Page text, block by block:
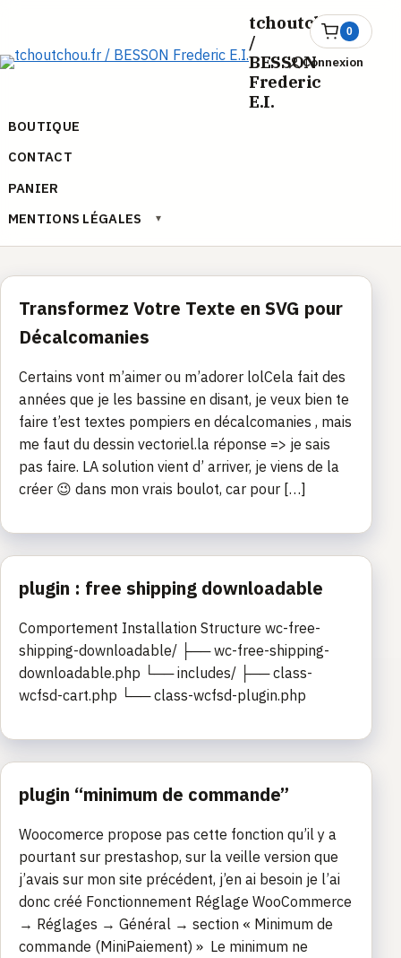
contenu
tchoutchou.fr
/
BESSON
Frederic
E.I.
BOUTIQUE
CONTACT
PANIER
MENTIONS LÉGALES
▾
0
Ouvrir
le
panier
Connexion
Transformez Votre Texte en SVG pour
Décalcomanies
Certains vont m’aimer ou m’adorer lolCela fait des
années que je les bassine en disant, je veux bien te
faire t’est textes pompiers en décalcomanies , mais
me faut du dessin vectoriel.la réponse => je sais
pas faire. LA solution vient d’ arriver, je viens de la
créer 😉 dans mon vrais boulot, car pour […]
plugin : free shipping downloadable
Comportement Installation Structure wc-free-
shipping-downloadable/ ├── wc-free-shipping-
downloadable.php └── includes/ ├── class-
wcfsd-cart.php └── class-wcfsd-plugin.php
plugin “minimum de commande”
Woocomerce propose pas cette fonction qu’il y a
pourtant sur prestashop, sur la veille version que
j’avais sur mon site précédent, j’en ai besoin je l’ai
donc créé Fonctionnement Réglage WooCommerce
→ Réglages → Général → section « Minimum de
commande (MiniPaiement) » Le minimum ne